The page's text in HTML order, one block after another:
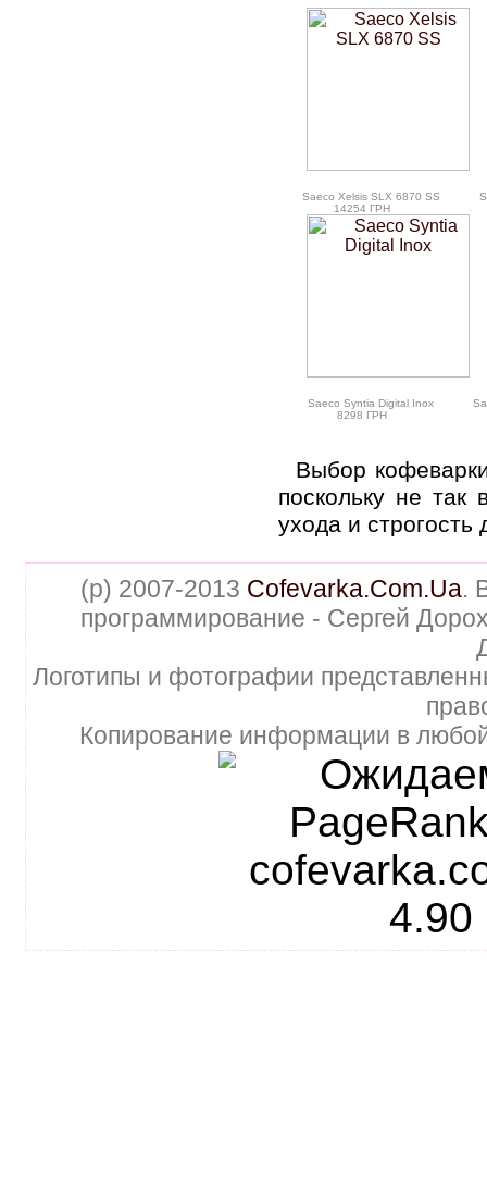
Saeco Xelsis SLX 6870 SS
14254 ГРН
Saeco Syntia Digital Inox
8298 ГРН
Выбор
поскольку не
ухода и строгость
(p) 2007-2013 Cofevarka.Com.Ua.
программирование - Сергей
Логотипы и фотографии
Копирование информации в